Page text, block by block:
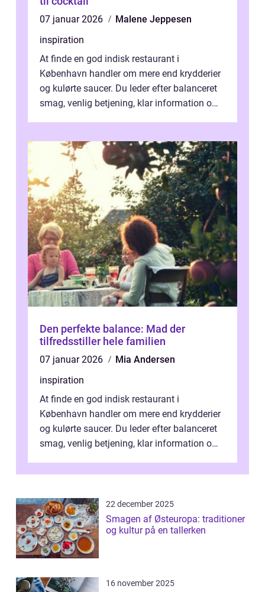
07 januar 2026
Malene Jeppesen
inspiration
At finde en god indisk restaurant i
København handler om mere end krydderier
og kulørte saucer. Du leder efter balanceret
smag, venlig betjening, klar information om
Den perfekte balance: Mad der
tilfredsstiller hele familien
07 januar 2026
Mia Andersen
inspiration
At finde en god indisk restaurant i
København handler om mere end krydderier
og kulørte saucer. Du leder efter balanceret
smag, venlig betjening, klar information om
22 december 2025
Smagen af Østeuropa: traditioner
og kultur på en tallerken
16 november 2025